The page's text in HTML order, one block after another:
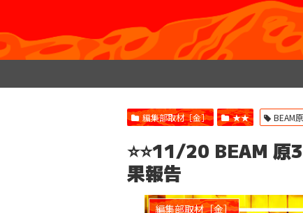
編集部取材［金］ ★★ BEAM
⭐️⭐️11/20 BEAM 原
果報告
編集部取材［金］